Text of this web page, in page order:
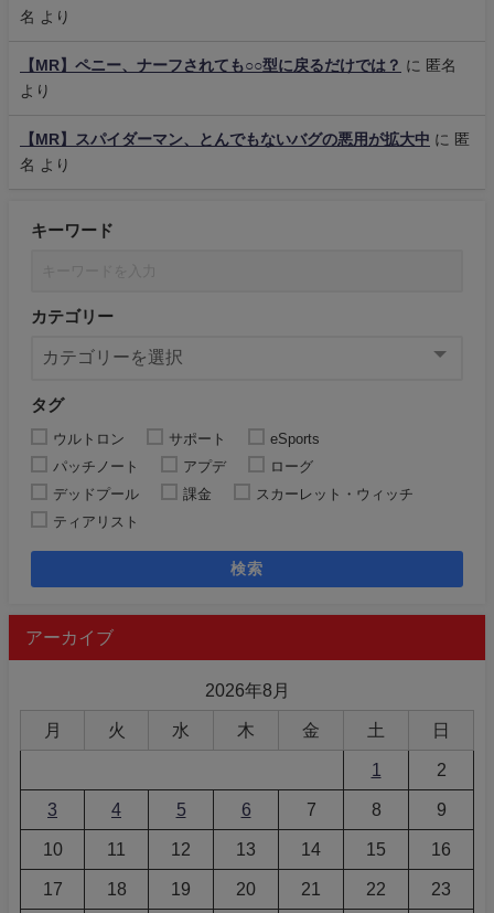
名
より
【MR】ペニー、ナーフされても○○型に戻るだけでは？ に 匿名
より
【MR】スパイダーマン、とんでもないバグの悪用が拡大中 に 匿
名
より
キーワード
カテゴリー
タグ
ウルトロン サポート
eSports
パッチノート
アプデ
ローグ
デッドプール
課金
スカーレット・ウィッチ
ティアリスト
検索
アーカイブ
2026年8月
月 火 水 木 金 土 日
1 2
3 4 5 6 7 8 9
10 11 12 13 14 15 16
17 18 19 20 21 22 23